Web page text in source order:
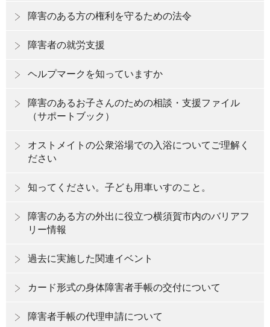
障害のある方の権利を守るための法令
障害者の就労支援
ヘルプマークを知っていますか
障害のあるお子さんのための相談・支援ファイル
（サポートブック）
オストメイトの公衆浴場での入浴についてご理解く
ださい
知ってください。子ども用車いすのこと。
障害のある方の外出に役立つ横須賀市内のバリアフ
リー情報
過去に実施した関連イベント
カード形式の身体障害者手帳の交付について
障害者手帳の代理申請について